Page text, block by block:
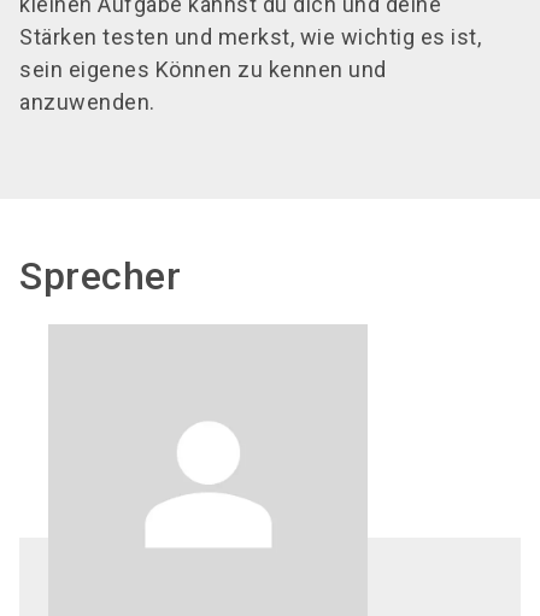
Stärken testen und merkst, wie wichtig es ist,
sein eigenes Können zu kennen und
anzuwenden.
Sprecher